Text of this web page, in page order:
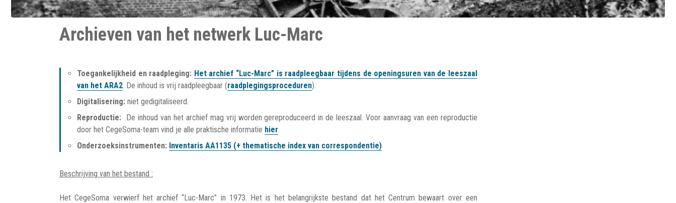
Archieven van het netwerk Luc-Marc
Toegankelijkheid en raadpleging: Het archief “Luc-Marc” is raadpleegbaar tijdens de openingsuren van de leeszaal
van het ARA2. De inhoud is vrij raadpleegbaar (raadplegingsproceduren).
Digitalisering: niet gedigitaliseerd.
Reproductie:
De inhoud van het archief mag vrij worden gereproduceerd in de leeszaal. Voor aanvraag van een reproductie
door het CegeSoma-team vind je alle praktische informatie hier.
Onderzoeksinstrumenten: Inventaris AA1135 (+ thematische index van correspondentie)
Beschrijving van het bestand :
Het CegeSoma verwierf het archief “Luc-Marc” in 1973. Het is het belangrijkste bestand dat het Centrum bewaart over een